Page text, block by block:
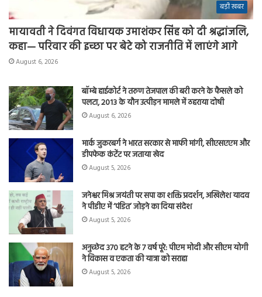
बड़ी खबर
मायावती ने दिवंगत विधायक उमाशंकर सिंह को दी श्रद्धांजलि,
कहा— परिवार की इच्छा पर बेटे को राजनीति में लाएंगे आगे
August 6, 2026
बॉम्बे हाईकोर्ट ने तरुण तेजपाल की बरी करने के फैसले को
पलटा, 2013 के यौन उत्पीड़न मामले में ठहराया दोषी
August 6, 2026
मार्क जुकरबर्ग ने भारत सरकार से माफी मांगी, सीएसएएम और
डीपफेक कंटेंट पर जताया खेद
August 5, 2026
जनेश्वर मिश्र जयंती पर सपा का शक्ति प्रदर्शन, अखिलेश यादव
ने पीडीए में ‘पंडित’ जोड़ने का दिया संदेश
August 5, 2026
अनुच्छेद 370 हटने के 7 वर्ष पूरे: पीएम मोदी और सीएम योगी
ने विकास व एकता की यात्रा को सराहा
August 5, 2026